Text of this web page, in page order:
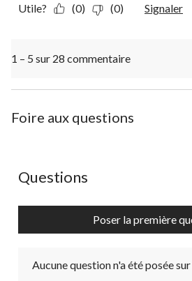
Utile? (0) (0) Signaler
1 – 5 sur 28 commentaire
Foire aux questions
Aucune question n'a été posée sur ce
Questions
Poser la première
Aucune question n'a été posée